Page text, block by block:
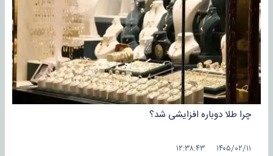
چرا طلا دوباره افزایشی شد؟
۱۴۰۵/۰۲/۱۱ ۱۲:۳۸:۴۳